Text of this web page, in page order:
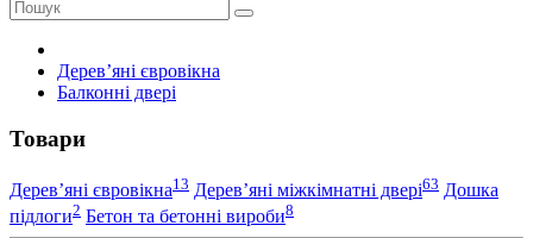
Дерев’яні євровікна
Балконні двері
Товари
Дерев’яні євровікна13 Дерев’яні міжкімнатні двері63 Дошка
підлоги2 Бетон та бетонні вироби8